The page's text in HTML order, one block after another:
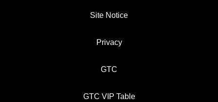
Site Notice
Privacy
GTC
GTC VIP Table